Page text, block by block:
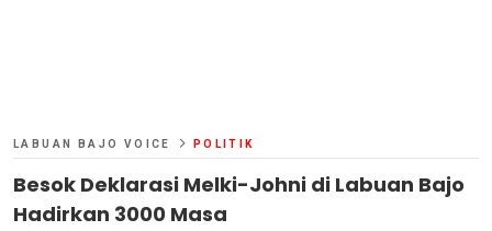
LABUAN BAJO VOICE POLITIK
Besok Deklarasi Melki-Johni di Labuan Bajo
Hadirkan 3000 Masa